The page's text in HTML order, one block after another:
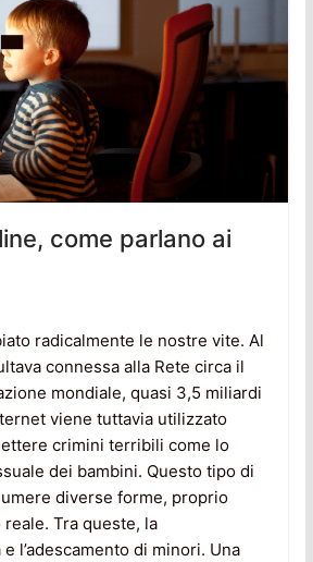
come parlano ai
radicalmente le nostre vite. Al
connessa alla Rete circa il
mondiale, quasi 3,5 miliardi
viene tuttavia utilizzato
crimini terribili come lo
dei bambini. Questo tipo di
diverse forme, proprio
Tra queste, la
l’adescamento di minori. Una